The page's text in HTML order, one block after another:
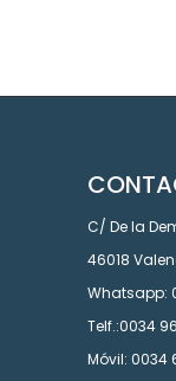
C/ De la
46018
Whatsapp:
Telf.:0034
Móvil: 0034